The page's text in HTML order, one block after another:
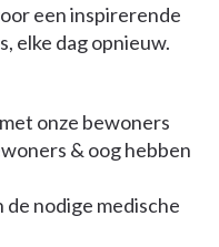
een inspirerende
elke dag opnieuw.
onze bewoners
& oog hebben
nodige medische